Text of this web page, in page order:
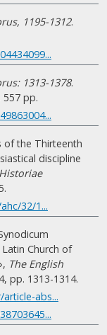
1195-1312.
1313-1378.
557 pp.
of the Thirteenth
discipline
32/1...
Church of
The English
pp. 1313-1314.
abs...